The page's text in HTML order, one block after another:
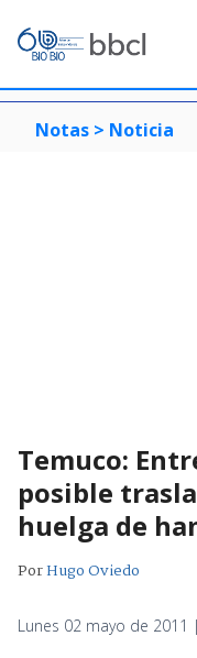
Notas > Noticia
Temuco:
posible
huelga de
PorHugo Oviedo
Lunes 02 mayo de